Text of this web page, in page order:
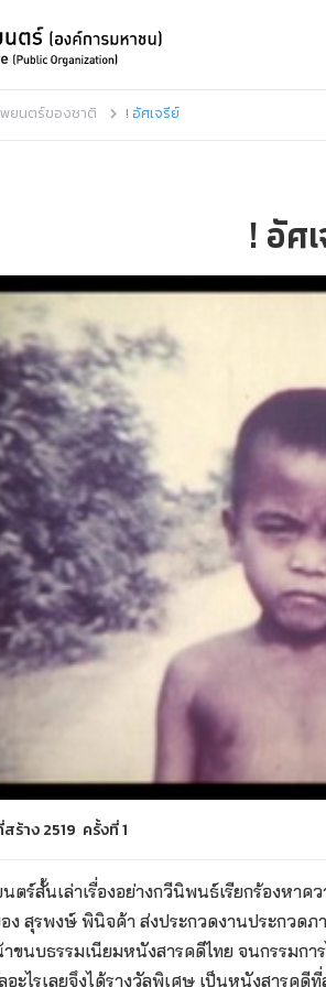
ยนตร์ของชาติ ! อัศเจรีย์
! อัศ
ร้าง 2519 ครั้งที่ 1
ตร์สั้นเล่าเรื่องอย่างกวีนิพนธ์เรียกร้องหา
ง สุรพงษ์ พินิจค้า ส่งประกวดงานประกวด
ขนบธรรมเนียมหนังสารคดีไทย จนกรรมกา
อะไรเลยจึงได้รางวัลพิเศษ เป็นหนังสารคดี